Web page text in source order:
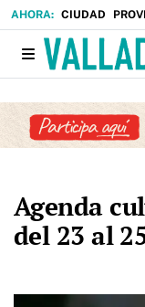
CIUDAD
Agenda
del 23 al